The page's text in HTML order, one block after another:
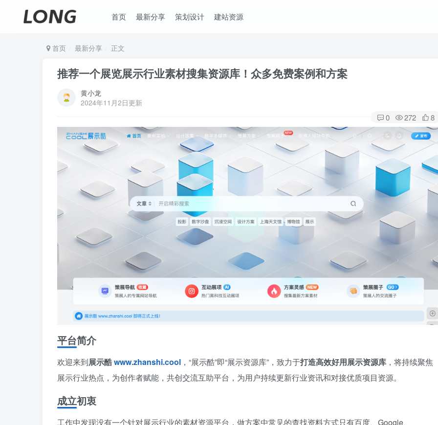
首页 最新分享 策划设计 建站资源
首页 最新分享 正文
推荐一个展览展示行业素材搜集资源库！众多免费案例和方案
黄小龙
2024年11月2日更新
0 272 8
平台简介
欢迎来到展示酷www.zhanshi.cool ，“展示酷”即“展示资源库”，致力于打造高效好用展示资源库 ，将持续聚焦
展示行业热点，为创作者赋能，共创交流互助平台，为用户持续更新行业资讯和对接优质项目资源。
成立初衷
工作中发现没有一个针对展示行业的素材资源平台，做方案中常见的查找资料方式只有百度、Google、